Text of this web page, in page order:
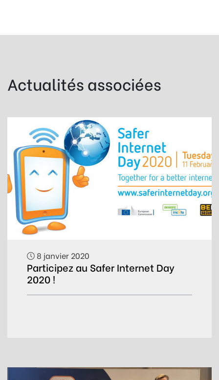
Actualités associées
8 janvier 2020
Participez au Safer Internet Day
2020 !